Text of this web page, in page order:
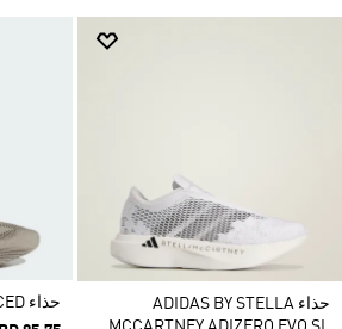
حذاء ADIDAS BY STELLA
حذاء CLIMACOOL LACED